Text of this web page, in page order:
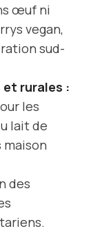
œuf ni
vegan,
sud-
rurales :
les
lait de
des